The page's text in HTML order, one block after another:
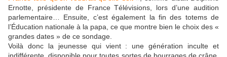
Ernotte, présidente de France Télévisions, lors d’une audition
parlementaire… Ensuite, c’est également la fin des totems de
l’Éducation nationale à la papa, ce que montre bien le choix des «
grandes dates » de ce sondage.
Voilà donc la jeunesse qui vient : une génération inculte et